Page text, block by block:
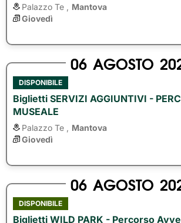
Palazzo Te ,
Mantova
Giovedì
06 AGOSTO
DISPONIBILE
Biglietti SERVIZI AGGIUNTIVI -
MUSEALE
Palazzo Te ,
Mantova
Giovedì
06 AGOSTO
DISPONIBILE
Biglietti WILD PARK - Percorso